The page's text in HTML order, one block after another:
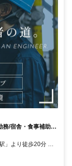
務/宿舎・食事補助完